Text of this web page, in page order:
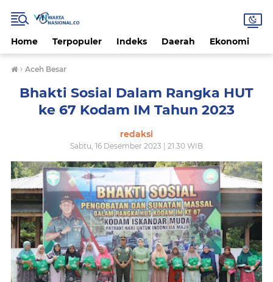
Home Terpopuler Indeks Daerah Ekonomi
› Aceh Besar
Bhakti Sosial Dalam Rangka HUT
ke 67 Kodam IM Tahun 2023
redaksi
Sabtu, 16 Desember 2023 | 21.30 WIB